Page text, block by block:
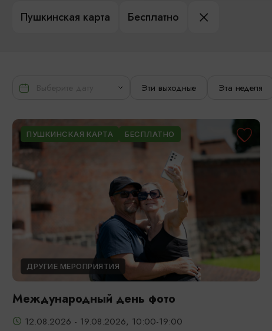
Пушкинская карта Бесплатно
Эти выходные Эта неделя
ПУШКИНСКАЯ КАРТА БЕСПЛАТНО
ДРУГИЕ МЕРОПРИЯТИЯ
Международный день фото
12.08.2026 - 19.08.2026, 10:00-19:00